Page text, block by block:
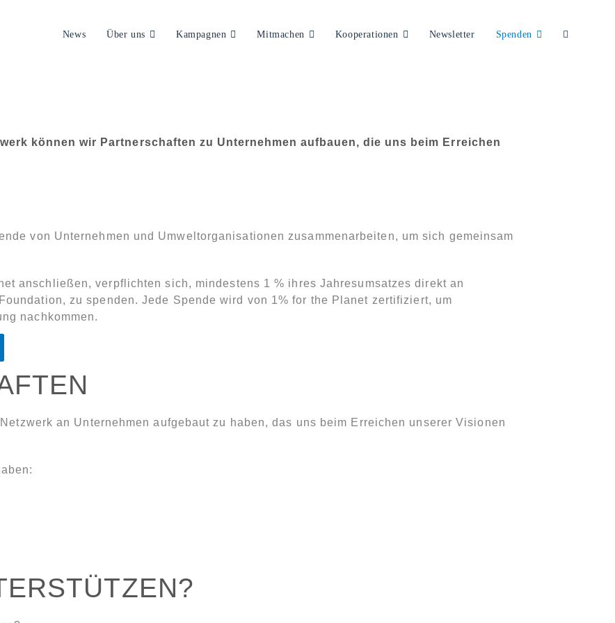
News Über uns Kampagnen Mitmachen Kooperationen Newsletter Spenden Website-
können wir Partnerschaften zu Unternehmen aufbauen, die uns beim Erreichen
von Unternehmen und Umweltorganisationen zusammenarbeiten, um sich gemeinsam
anschließen, verpflichten sich, mindestens 1 % ihres Jahresumsatzes direkt an
zu spenden. Jede Spende wird von 1% for the Planet zertifiziert, um
nachkommen.
an Unternehmen aufgebaut zu haben, das uns beim Erreichen unserer Visionen